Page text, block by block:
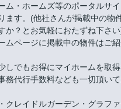
ム・ホームズ等のポータルサ
ます。(他社さんが掲載中の物
か？とお気軽におたずね下さ
ページに掲載中の物件はご紹
しでもお得にマイホームを取
務代行手数料なども一切頂いて
クレイドルガーデン・グラフ